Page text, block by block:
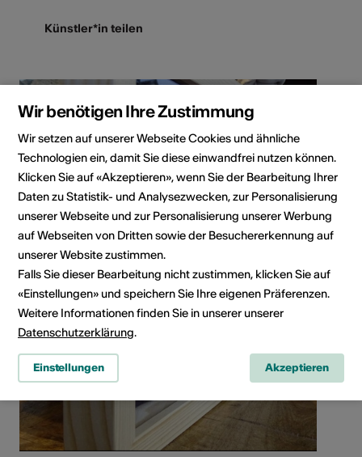
Künstler*in teilen
Wir benötigen Ihre Zustimmung
Wir setzen auf unserer Webseite Cookies und ähnliche
Technologien ein, damit Sie diese einwandfrei nutzen können.
Klicken Sie auf «Akzeptieren», wenn Sie der Bearbeitung Ihrer
Daten zu Statistik- und Analysezwecken, zur Personalisierung
unserer Webseite und zur Personalisierung unserer Werbung
auf Webseiten von Dritten sowie der Besuchererkennung auf
unserer Website zustimmen.
Falls Sie dieser Bearbeitung nicht zustimmen, klicken Sie auf
«Einstellungen» und speichern Sie Ihre eigenen Präferenzen.
Weitere Informationen finden Sie in unserer unserer
Datenschutzerklärung.
Einstellungen Akzeptieren